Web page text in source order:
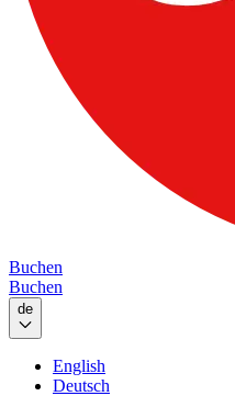
Buchen
Buchen
de
English
Deutsch